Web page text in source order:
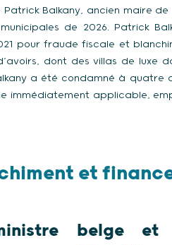
Balkany, ancien maire
de 2026. Patrick
pour fraude fiscale et
dont des villas de luxe
a été condamné à quatre
immédiatement applicable,
et
belge et